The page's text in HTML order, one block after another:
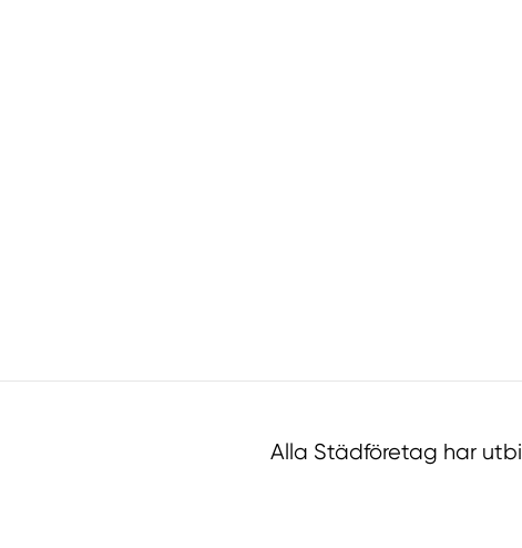
Alla Städföretag har